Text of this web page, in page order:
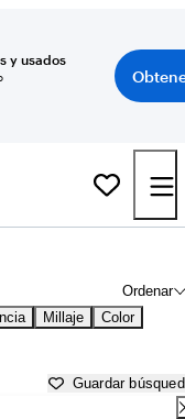
y usados
Ordenar
Millaje Color
Guardar